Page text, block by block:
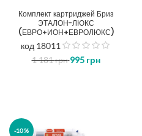
Комплект картриджей Бриз
ЭТАЛОН-ЛЮКС
(ЕВРО+ИОН+ЕВРОЛЮКС)
код 18011
1 181грн995 грн
-10%